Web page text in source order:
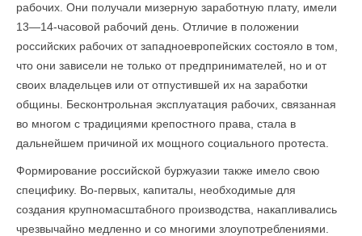
рабочих. Они получали мизерную заработную плату, имели
13—14-часовой рабочий день. Отличие в положении
российских рабочих от западноевропейских состояло в том,
что они зависели не только от предпринимателей, но и от
своих владельцев или от отпустившей их на заработки
общины. Бесконтрольная эксплуатация рабочих, связанная
во многом с традициями крепостного права, стала в
дальнейшем причиной их мощного социального протеста.
Формирование российской буржуазии также имело свою
специфику. Во-первых, капиталы, необходимые для
создания крупномасштабного производства, накапливались
чрезвычайно медленно и со многими злоупотреблениями.